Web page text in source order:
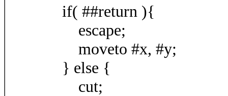
if( ##return ){
escape;
moveto #x, #y;
} else {
cut;